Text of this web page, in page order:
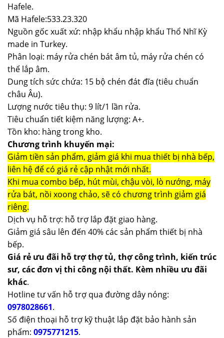
Hafele.
Mã Hafele:533.23.320
Nguồn gốc xuất xứ: nhập khẩu nhập khẩu Thổ Nhĩ Kỳ
made in Turkey.
Phân loại: máy rửa chén bát âm tủ, máy rửa chén có
thể lắp âm.
Dung tích sức chứa: 15 bộ chén đát đĩa (tiêu chuẩn
châu Âu).
Lượng nước tiêu thụ: 9 lít/1 lần rửa.
Tiêu chuẩn tiết kiệm năng lượng: A+.
Tồn kho: hàng trong kho.
Chương trình khuyến mại:
Giảm tiền sản phẩm, giảm giá khi mua thiết bị nhà bếp,
liên hệ để có giá rẻ cập nhật mới nhất.
Khi mua combo bếp, hút mùi, chậu vòi, lò nướng, máy
rửa bát, nồi xoong chảo, sẽ có chương trình giảm giá
riêng.
Dịch vụ hỗ trợ: hỗ trợ lắp đặt giao hàng.
Giảm giá sâu lên đến 40% các sản phẩm thiết bị nhà
bếp.
Giá rẻ ưu đãi hỗ trợ thợ tủ, thợ công trình, kiến trúc
sư, các đơn vị thi công nội thất. Kèm nhiều ưu đãi
khác.
Hotline tư vấn hỗ trợ qua đường dây nóng:
0978028661.
Số điện thoại hỗ trợ kỹ thuật lắp đặt bảo hành sản
phẩm: 0975771215.